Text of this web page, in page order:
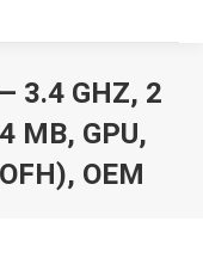
3.4 GHZ, 2
MB, GPU,
OEM